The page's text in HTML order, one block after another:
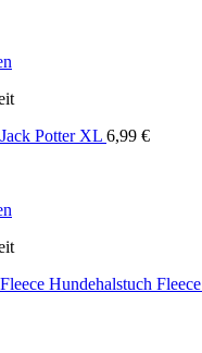
Jack Potter XL 6,99 €
Hundehalstuch Fleece